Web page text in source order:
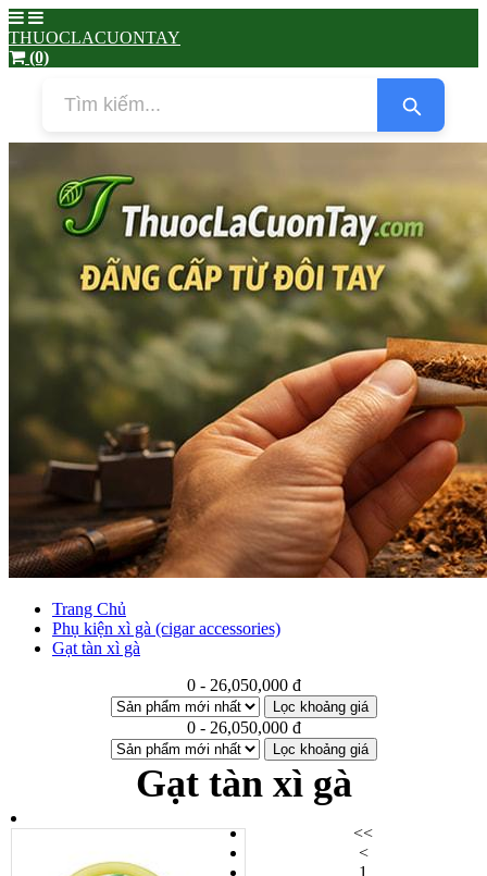
THUOCLACUONTAY
(0)
Trang Chủ
Phụ kiện xì gà (cigar accessories)
Gạt tàn xì gà
0 - 26,050,000 đ
Lọc khoảng giá
0 - 26,050,000 đ
Lọc khoảng giá
Gạt tàn xì gà
<<
<
1